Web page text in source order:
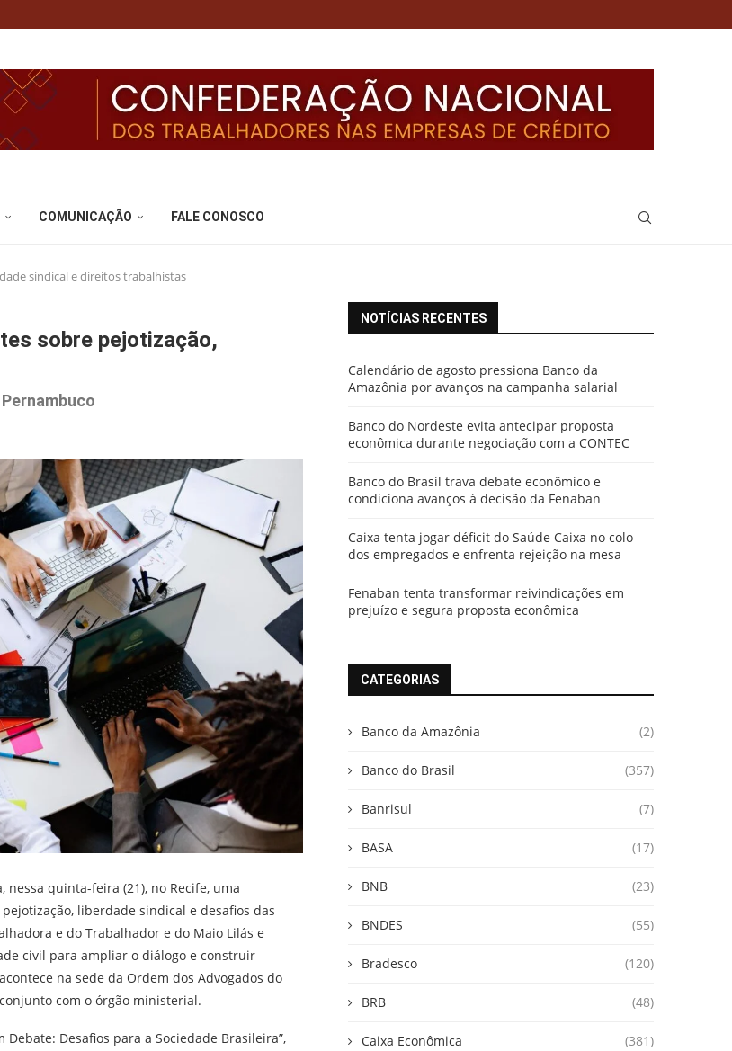
COMUNICAÇÃO FALE CONOSCO
sindical e direitos trabalhistas
sobre pejotização,
nessa quinta-feira (21), no Recife, uma
liberdade sindical e desafios das
e do Trabalhador e do Maio Lilás e
civil para ampliar o diálogo e construir
na sede da Ordem dos Advogados do
com o órgão ministerial.
Desafios para a Sociedade Brasileira”,
NOTÍCIAS RECENTES
Calendário de agosto pressiona Banco da
Amazônia por avanços na campanha salarial
Banco do Nordeste evita antecipar proposta
econômica durante negociação com a CONTEC
Banco do Brasil trava debate econômico e
condiciona avanços à decisão da Fenaban
Caixa tenta jogar déficit do Saúde Caixa no colo
dos empregados e enfrenta rejeição na mesa
Fenaban tenta transformar reivindicações em
prejuízo e segura proposta econômica
CATEGORIAS
Banco da Amazônia (2)
Banco do Brasil (357)
Banrisul (7)
BASA (17)
BNB (23)
BNDES (55)
Bradesco (120)
BRB (48)
Caixa Econômica (381)